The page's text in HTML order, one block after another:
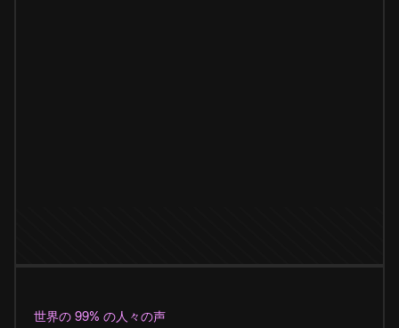
世界の 99% の人々の声